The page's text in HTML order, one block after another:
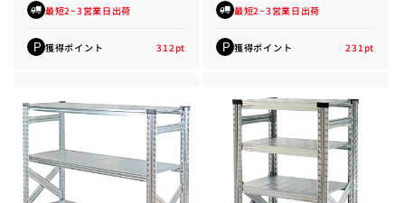
最短2~3営業日出荷
P 獲得ポイント 312pt
最短2~3営業日出荷
P 獲得ポイント 231 pt